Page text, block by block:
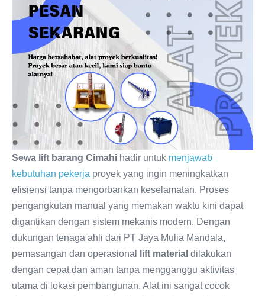
Sewa lift barang Cimahi hadir untuk menjawab
kebutuhan pekerja proyek yang ingin meningkatkan
efisiensi tanpa mengorbankan keselamatan. Proses
pengangkutan manual yang memakan waktu kini dapat
digantikan dengan sistem mekanis modern. Dengan
dukungan tenaga ahli dari PT Jaya Mulia Mandala,
pemasangan dan operasional
lift material dilakukan
dengan cepat dan aman tanpa mengganggu aktivitas
utama di lokasi pembangunan. Alat ini sangat cocok